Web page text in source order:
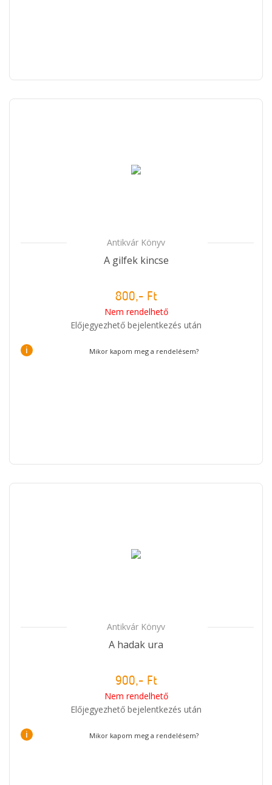
Antikvár Könyv
A gilfek kincse
800,- Ft
Nem rendelhető
Előjegyezhető bejelentkezés után
i Mikor kapom meg a rendelésem?
Antikvár Könyv
A hadak ura
900,- Ft
Nem rendelhető
Előjegyezhető bejelentkezés után
i Mikor kapom meg a rendelésem?